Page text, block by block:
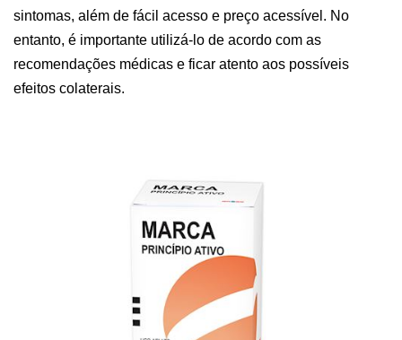
sintomas, além de fácil acesso e preço acessível. No
entanto, é importante utilizá-lo de acordo com as
recomendações médicas e ficar atento aos possíveis
efeitos colaterais.